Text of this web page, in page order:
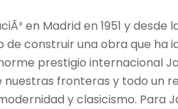
en Madrid en 1951 y
de construir una obra que
prestigio internacional
nuestras fronteras y todo un
y clasicismo. Para